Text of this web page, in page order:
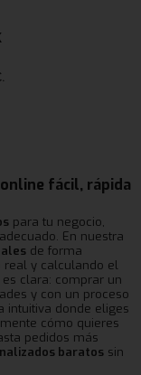
fácil, rápida
para tu negocio,
En nuestra
de forma
real y calculando el
clara: comprar un
y con un proceso
intuitiva donde eliges
cómo quieres
pedidos más
baratos sin